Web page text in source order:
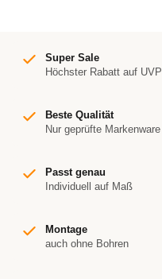
Super Sale
Höchster Rabatt auf UVP
Beste Qualität
Nur geprüfte Markenware
Passt genau
Individuell auf Maß
Montage
auch ohne Bohren